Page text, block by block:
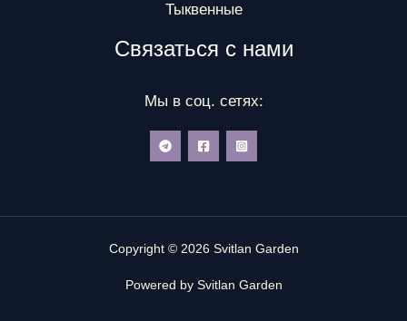
Тыквенные
Связаться с нами
Мы в соц. сетях:
Copyright © 2026 Svitlan Garden
Powered by Svitlan Garden